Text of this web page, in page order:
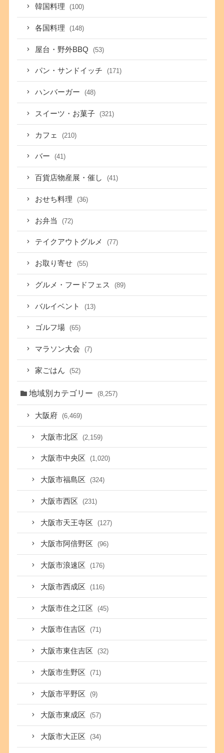
韓国料理 (100)
各国料理 (148)
屋台・野外BBQ (53)
パン・サンドイッチ (171)
ハンバーガー (48)
スイーツ・お菓子 (321)
カフェ (210)
バー (41)
百貨店物産展・催し (41)
おせち料理 (36)
お弁当 (72)
テイクアウトグルメ (77)
お取り寄せ (55)
グルメ・フードフェス (89)
バルイベント (13)
ゴルフ場 (65)
マラソン大会 (7)
家ごはん (52)
地域別カテゴリー (8,257)
大阪府 (6,469)
大阪市北区 (2,159)
大阪市中央区 (1,020)
大阪市福島区 (324)
大阪市西区 (231)
大阪市天王寺区 (127)
大阪市阿倍野区 (96)
大阪市浪速区 (176)
大阪市西成区 (116)
大阪市住之江区 (45)
大阪市住吉区 (71)
大阪市東住吉区 (32)
大阪市生野区 (71)
大阪市平野区 (9)
大阪市東成区 (57)
大阪市大正区 (34)